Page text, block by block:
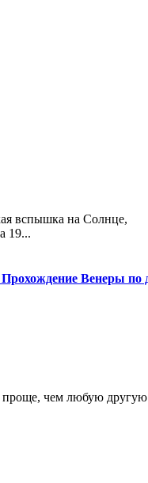
вспышка на Солнце,
19...
Венеры по
проще, чем любую другую